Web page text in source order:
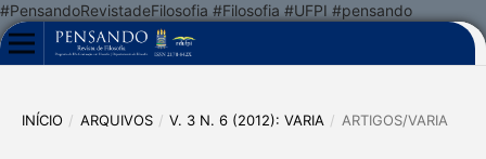
#PensandoRevistadeFilosofia #Filosofia #UFPI #pensando
INÍCIO / ARQUIVOS / V. 3 N. 6 (2012): VARIA / ARTIGOS/VARIA